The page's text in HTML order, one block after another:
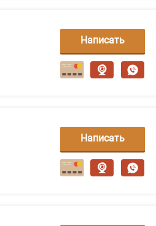
Написать
сообщение
Написать
сообщение